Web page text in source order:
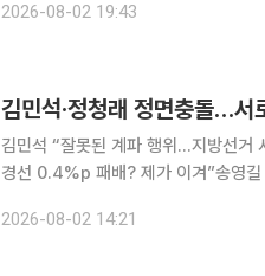
산전시컨벤션센터에서 열린 당대표
2026-08-02 19:43
김민석·정청래 정면충돌…서
김민석 “잘못된 계파 행위…지방선거
경선 0.4%p 패배? 제가 이겨”송영길
이 거세지고 있다. 두 후보는 서로를
2026-08-02 14:21